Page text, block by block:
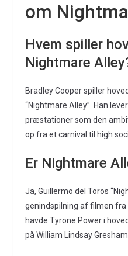
om
Hvem spiller
Nightmare
Bradley Cooper spiller
“Nightmare Alley”. Han
præstationer som den
op fra et carnival til high
Er Nightmare
Ja, Guillermo del Toros
genindspilning af filmen
havde Tyrone Power i
på William Lindsay